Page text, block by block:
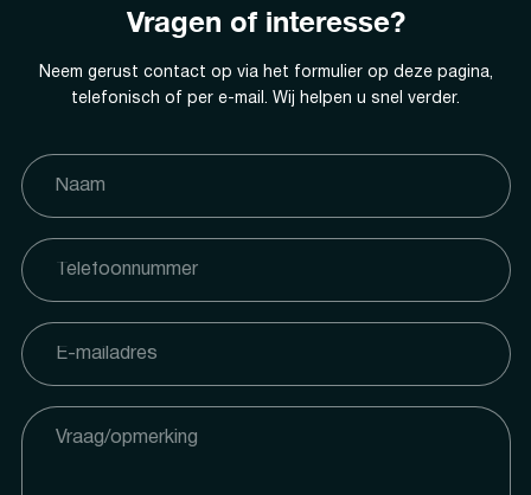
Vragen of interesse?
Neem gerust contact op via het formulier op deze pagina,
telefonisch of per e-mail. Wij helpen u snel verder.